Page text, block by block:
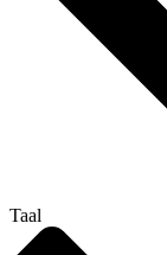
Taal